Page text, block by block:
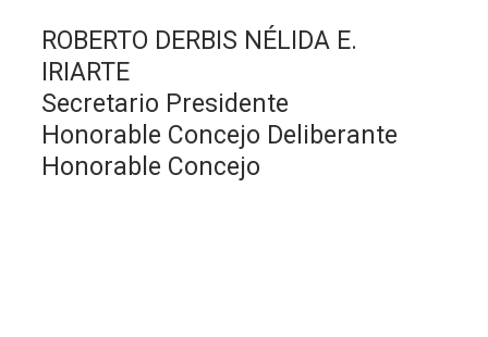
ROBERTO DERBIS NÉLIDA E.
IRIARTE
Secretario Presidente
Honorable Concejo Deliberante
Honorable Concejo